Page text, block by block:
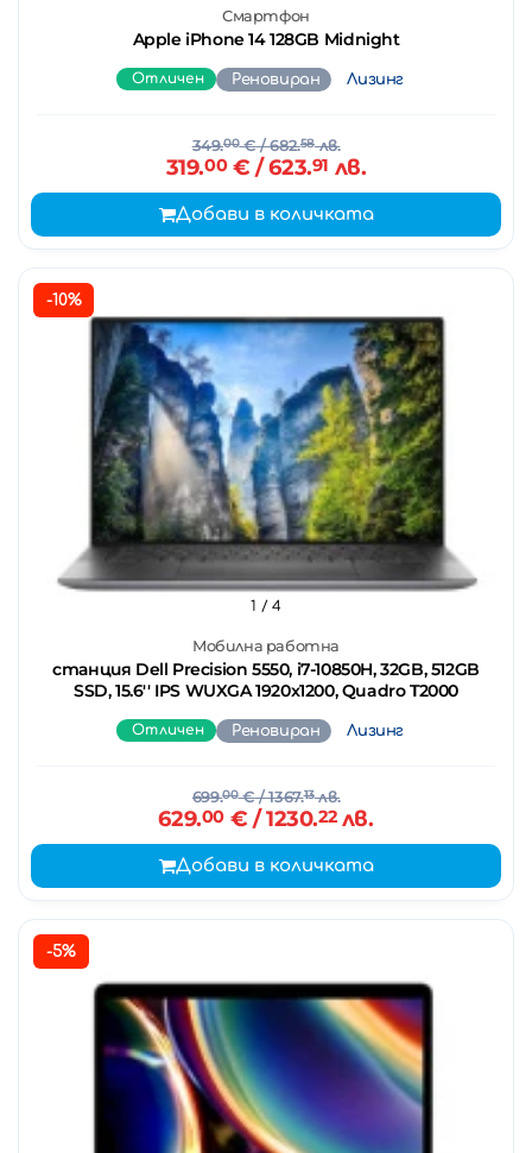
Смартфон
Apple iPhone 14 128GB Midnight
Отличен Реновиран Лизинг
349.00€/ 682.58лв.
319.00€ / 623.91 лв.
Добави в количката
-10%
Мобилна работна
станция Dell Precision 5550, i7-10850H, 32GB, 512GB
SSD, 15.6'' IPS WUXGA 1920x1200, Quadro T2000
1 / 4
Отличен Реновиран Лизинг
699.00€/ 1367.13лв.
629.00€ / 1230.22лв.
Добави в количката
-5%